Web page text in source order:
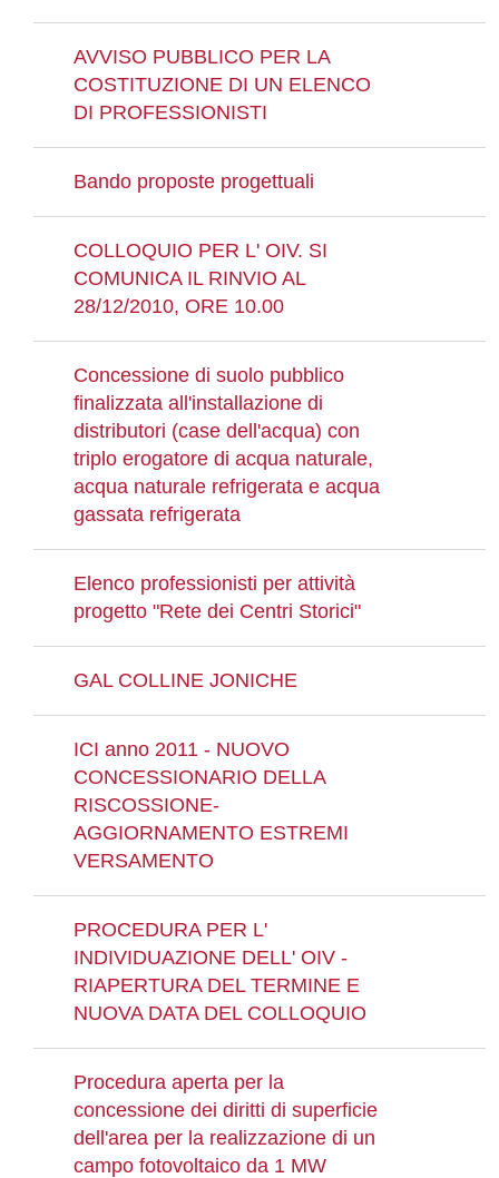
AVVISO PUBBLICO PER LA
COSTITUZIONE DI UN ELENCO
DI PROFESSIONISTI
Bando proposte progettuali
COLLOQUIO PER L' OIV. SI
COMUNICA IL RINVIO AL
28/12/2010, ORE 10.00
Concessione di suolo pubblico
finalizzata all'installazione di
distributori (case dell'acqua) con
triplo erogatore di acqua naturale,
acqua naturale refrigerata e acqua
gassata refrigerata
Elenco professionisti per attività
progetto "Rete dei Centri Storici"
GAL COLLINE JONICHE
ICI anno 2011 - NUOVO
CONCESSIONARIO DELLA
RISCOSSIONE-
AGGIORNAMENTO ESTREMI
VERSAMENTO
PROCEDURA PER L'
INDIVIDUAZIONE DELL' OIV -
RIAPERTURA DEL TERMINE E
NUOVA DATA DEL COLLOQUIO
Procedura aperta per la
concessione dei diritti di superficie
dell'area per la realizzazione di un
campo fotovoltaico da 1 MW